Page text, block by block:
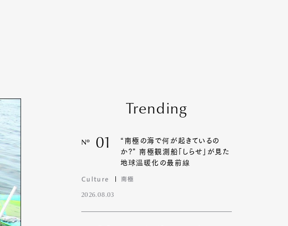
Trending
Nº 01
“南極の海で何が起きているの
か?” 南極観測船「しらせ」が見た
地球温暖化の最前線
Culture 南極
2026.08.03